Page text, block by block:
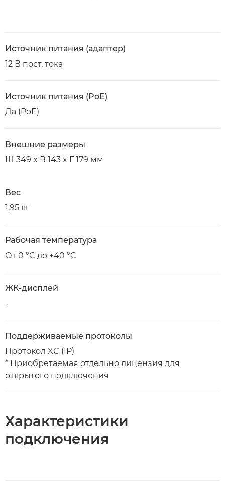
Источник питания (адаптер)
12 В пост. тока
Источник питания (PoE)
Да (PoE)
Внешние размеры
Ш 349 x В 143 x Г 179 мм
Вес
1,95 кг
Рабочая температура
От 0 °C до +40 °C
ЖК-дисплей
-
Поддерживаемые протоколы
Протокол XC (IP)
* Приобретаемая отдельно лицензия для
открытого подключения
Характеристики
подключения